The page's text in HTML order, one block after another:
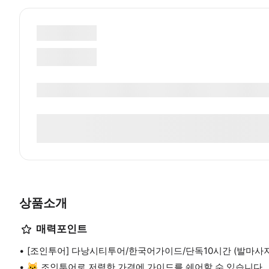
상품소개
매력포인트
[조인투어] 다낭시티투어/한국어가이드/단독10시간 (발마사
🐱 조인투어로 저렴한 가격에 가이드를 쉐어할 수 있습니다.